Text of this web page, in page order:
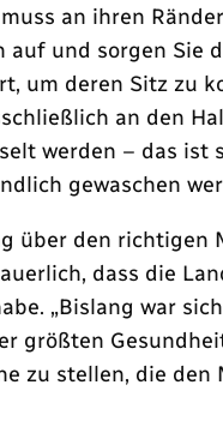
an ihren
auf und sorgen
um deren Sitz zu
an den
werden – das
gewaschen
über den
dass die
„Bislang war
größten
zu stellen, die